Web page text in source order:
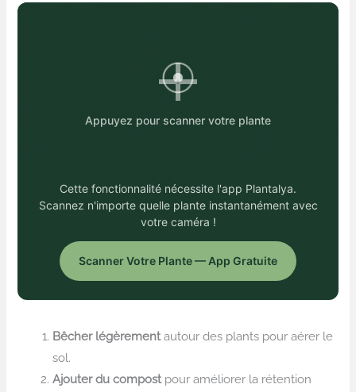
Appuyez pour scanner votre plante
Cette fonctionnalité nécessite l'app Plantalya.
Scannez n'importe quelle plante instantanément avec
votre caméra !
Scanner Votre Plante — App Gratuite
Bêcher légèrementautour des plants pour aérer le
sol.
Ajouter du compostpour améliorer la rétention